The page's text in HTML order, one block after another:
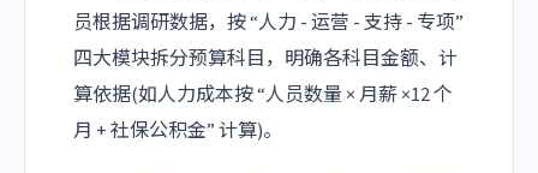
员根据调研数据，按 “人力 - 运营 - 支持 - 专项”
四大模块拆分预算科目，明确各科目金额、计
算依据(如人力成本按 “人员数量 × 月薪 ×12 个
月 + 社保公积金” 计算)。